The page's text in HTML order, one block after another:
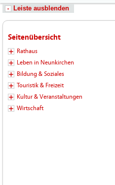
Leiste ausblenden
Seitenübersicht
Rathaus
Leben in Neunkirchen
Bildung & Soziales
Touristik & Freizeit
Kultur & Veranstaltungen
Wirtschaft